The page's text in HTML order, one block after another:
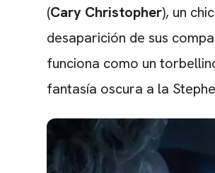
(Cary Christopher), un
desaparición de sus
funciona como un
fantasía oscura a la